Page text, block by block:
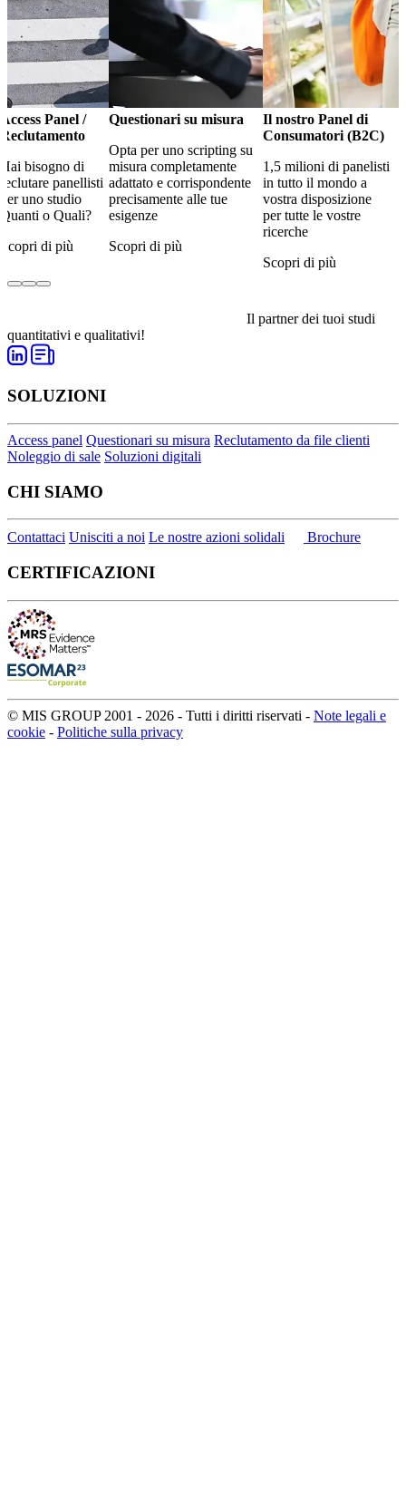
Access Panel /
Reclutamento
Hai bisogno di
reclutare panellisti
per uno studio
Quanti o Quali?
Scopri di più
Questionari su misura
Opta per uno scripting su
misura completamente
adattato e corrispondente
precisamente alle tue
esigenze
Scopri di più
Il nostro Panel di
Consumatori (B2C)
1,5 milioni di panelisti
in tutto il mondo a
vostra disposizione
per tutte le vostre
ricerche
Scopri di più
Il partner dei tuoi studi
quantitativi e qualitativi!
SOLUZIONI
Access panel Questionari su misura Reclutamento da file clienti
Noleggio di sale Soluzioni digitali
CHI SIAMO
Contattaci Unisciti a noi Le nostre azioni solidali Brochure
CERTIFICAZIONI
© MIS GROUP 2001 - 2026 - Tutti i diritti riservati - Note legali e
cookie - Politiche sulla privacy